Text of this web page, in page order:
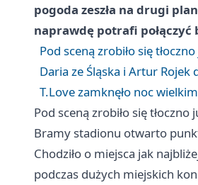
pogoda zeszła na drugi
naprawdę potrafi połączyć
Pod sceną zrobiło się
Daria ze Śląska i Artur
T.Love zamknęło noc
Pod sceną zrobiło się
Bramy stadionu otwarto
Chodziło o miejsca jak
podczas dużych miejskich